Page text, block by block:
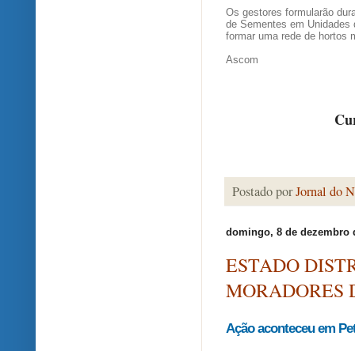
Os gestores formularão
de Sementes em
formar uma rede de hortos
Ascom
Postado porJornal do
domingo, 8 de dezembro
ESTADO
MORADORES
Ação aconteceu em